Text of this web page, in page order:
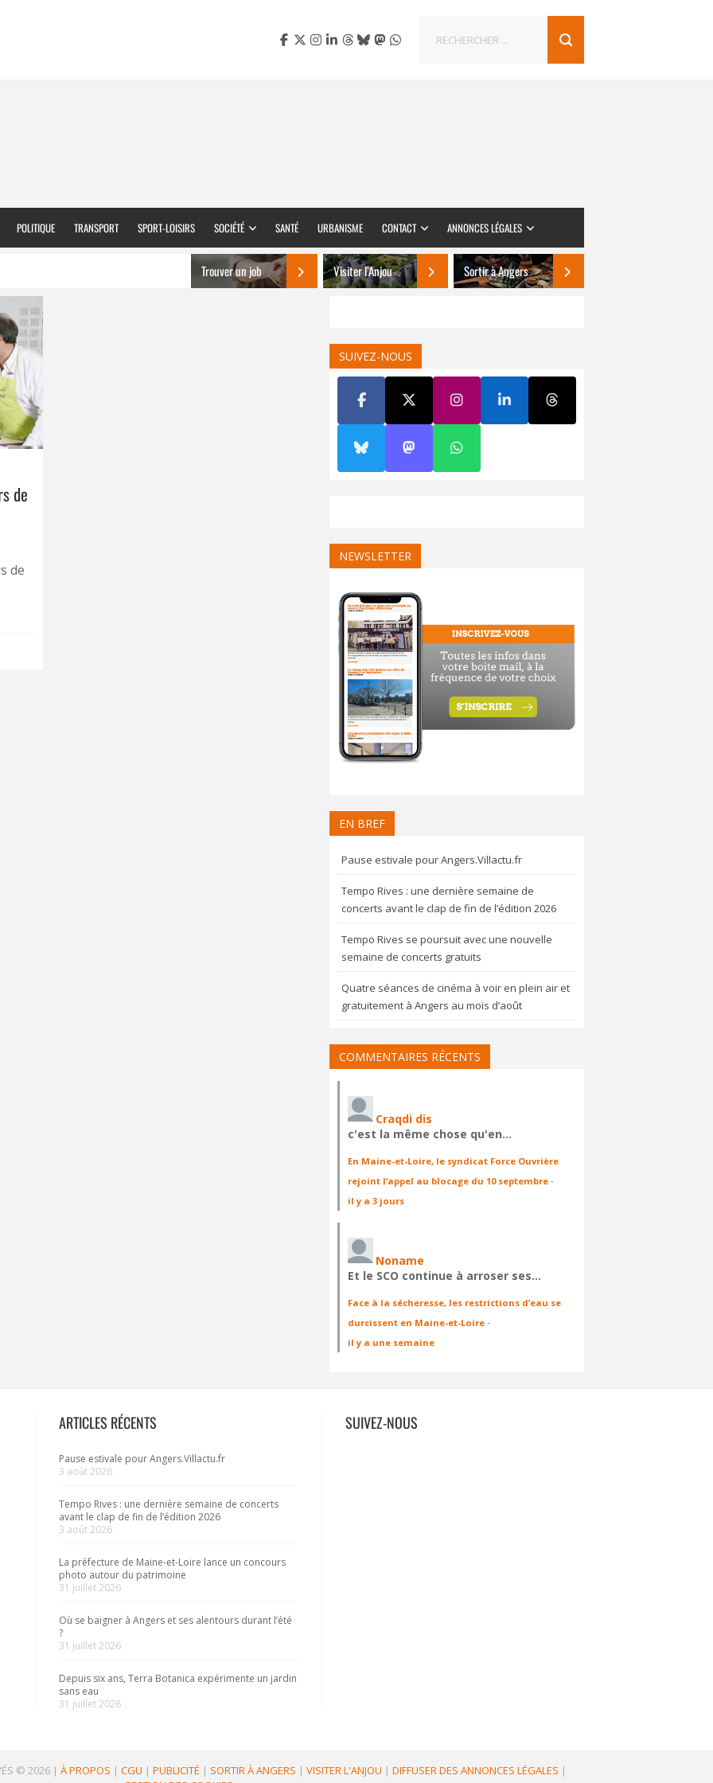
POLITIQUE TRANSPORT SPORT-LOISIRS SOCIÉTÉ SANTÉ URBANISME CONTACT ANNONCES LÉGALES
Trouver un job Visiter l’Anjou Sortir à Angers
de
de
SUIVEZ-NOUS
NEWSLETTER
EN BREF
Pause estivale pour Angers.Villactu.fr
Tempo Rives : une dernière semaine de
concerts avant le clap de fin de l’édition 2026
Tempo Rives se poursuit avec une nouvelle
semaine de concerts gratuits
Quatre séances de cinéma à voir en plein air et
gratuitement à Angers au mois d’août
COMMENTAIRES RÉCENTS
Craqdi dis
c'est la même chose qu'en…
En Maine-et-Loire, le syndicat Force Ouvrière
rejoint l’appel au blocage du 10 septembre ·
il y a 3 jours
Noname
Et le SCO continue à arroser ses…
Face à la sécheresse, les restrictions d’eau se
durcissent en Maine-et-Loire ·
il y a une semaine
ARTICLES RÉCENTS
Pause estivale pour Angers.Villactu.fr
3 août 2026
Tempo Rives : une dernière semaine de concerts
avant le clap de fin de l’édition 2026
3 août 2026
La préfecture de Maine-et-Loire lance un concours
photo autour du patrimoine
31 juillet 2026
Où se baigner à Angers et ses alentours durant l’été
?
31 juillet 2026
Depuis six ans, Terra Botanica expérimente un jardin
sans eau
31 juillet 2026
SUIVEZ-NOUS
© 2026 | À PROPOS | CGU | PUBLICITÉ | SORTIR À ANGERS | VISITER L'ANJOU | DIFFUSER DES ANNONCES LÉGALES |